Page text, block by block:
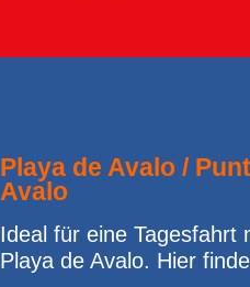
Playa de Avalo /
Avalo
Ideal für eine Tagesfahrt
Playa de Avalo. Hier